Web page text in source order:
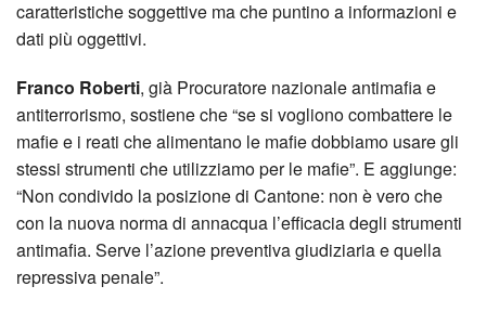
caratteristiche soggettive ma che puntino a informazioni e
dati più oggettivi.
Franco Roberti, già Procuratore nazionale antimafia e
antiterrorismo, sostiene che “se si vogliono combattere le
mafie e i reati che alimentano le mafie dobbiamo usare gli
stessi strumenti che utilizziamo per le mafie”. E aggiunge:
“Non condivido la posizione di Cantone: non è vero che
con la nuova norma di annacqua l’efficacia degli strumenti
antimafia. Serve l’azione preventiva giudiziaria e quella
repressiva penale”.